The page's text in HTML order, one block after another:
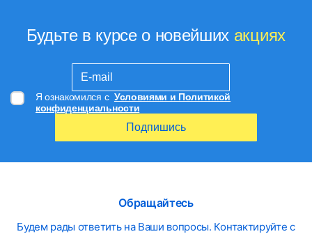
Будьте в курсе о новейших акциях
Я ознакомился с Условиями и Политикой
конфиденциальности
Подпишись
Обращайтесь
Будем рады ответить на Ваши вопросы. Контактируйте с